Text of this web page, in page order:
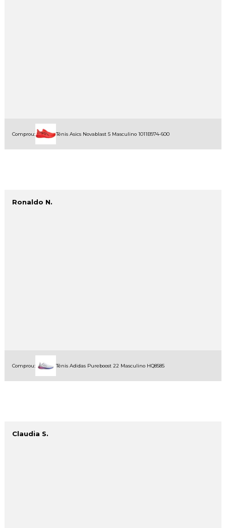
Comprou: Tênis Asics Novablast 5 Masculino 1011B974-600
Ronaldo N.
Comprou: Tênis Adidas Pureboost 22 Masculino HQ8585
Claudia S.